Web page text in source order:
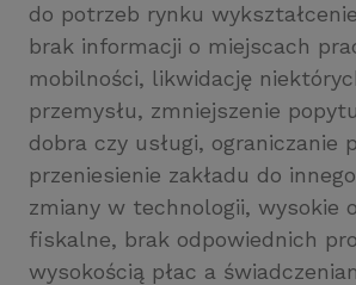
do potrzeb rynku
brak informacji o miejscach
mobilności, likwidację
przemysłu, zmniejszenie
dobra czy usługi, ograniczanie
przeniesienie zakładu do
zmiany w technologii, wysokie
fiskalne, brak odpowiednich
wysokością płac a